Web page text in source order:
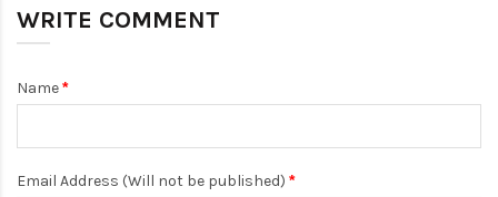
WRITE COMMENT
Name
Email Address (Will not be published)